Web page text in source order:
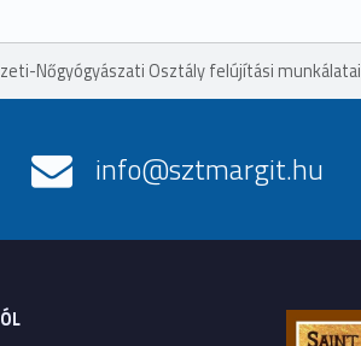
Nőgyógyászati Osztály felújítási munkálatai
info@sztmargit.hu